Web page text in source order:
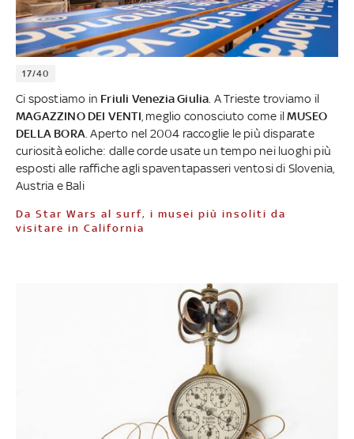
17/40
Ci spostiamo in Friuli Venezia Giulia . A Trieste troviamo il
MAGAZZINO DEI VENTI , meglio conosciuto come ilMUSEO
DELLA BORA . Aperto nel 2004 raccoglie le più disparate
curiosità eoliche: dalle corde usate un tempo nei luoghi più
esposti alle raffiche agli spaventapasseri ventosi di Slovenia,
Austria e Bali
Da Star Wars al surf, i musei più insoliti da
visitare in California